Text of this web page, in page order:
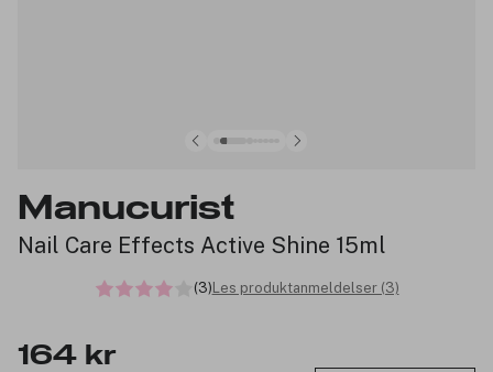
Manucurist
Nail Care Effects Active Shine 15ml
(3) Les produktanmeldelser (3)
164 kr